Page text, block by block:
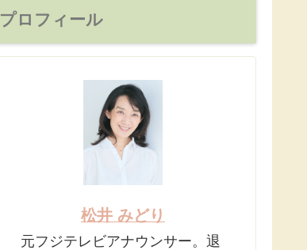
プロフィール
松井 みどり
元フジテレビアナウンサー。退